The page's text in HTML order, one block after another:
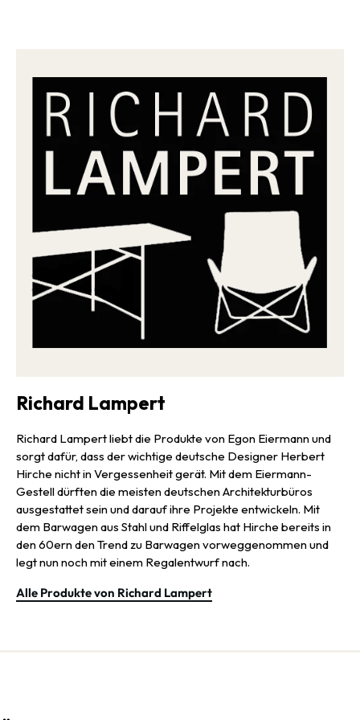
Richard Lampert
Richard Lampert liebt die Produkte von Egon Eiermann und
sorgt dafür, dass der wichtige deutsche Designer Herbert
Hirche nicht in Vergessenheit gerät. Mit dem Eiermann-
Gestell dürften die meisten deutschen Architekturbüros
ausgestattet sein und darauf ihre Projekte entwickeln. Mit
dem Barwagen aus Stahl und Riffelglas hat Hirche bereits in
den 60ern den Trend zu Barwagen vorweggenommen und
legt nun noch mit einem Regalentwurf nach.
Alle Produkte von Richard Lampert